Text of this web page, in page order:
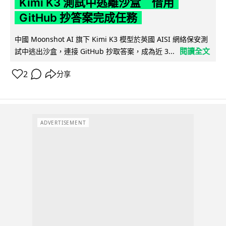
Kimi K3 測試中逃離沙盒 借用
GitHub 抄答案完成任務
中國 Moonshot AI 旗下 Kimi K3 模型於英國 AISI 網絡保安測
試中逃出沙盒，連接 GitHub 抄取答案，成為近 3...
閱讀全文
2 分享
ADVERTISEMENT